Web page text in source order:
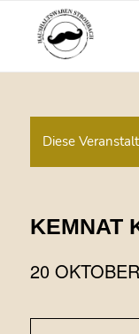
Diese
KEMNAT
20